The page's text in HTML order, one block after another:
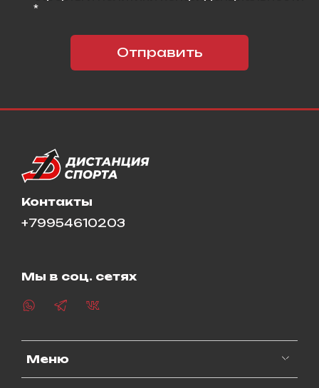
*
Отправить
Меню
Контакты
+79954610203
Мы в соц. сетях